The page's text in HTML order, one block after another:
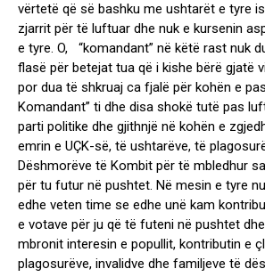
vërtetë që së bashku me ushtarët e tyre
zjarrit për të luftuar dhe nuk e kursenin
e tyre. O, “komandant” në këtë rast nuk
flasë për betejat tua që i kishe bërë gjatë
por dua të shkruaj ca fjalë për kohën e
Komandant” ti dhe disa shokë tutë pas
parti politike dhe gjithnjë në kohën e
emrin e UÇK-së, të ushtarëve, të
Dëshmorëve të Kombit për të mbledhur
për tu futur në pushtet. Në mesin e tyre
edhe veten time se edhe unë kam
e votave për ju që të futeni në pushtet
mbronit interesin e popullit, kontributin e
plagosurëve, invalidve dhe familjeve të